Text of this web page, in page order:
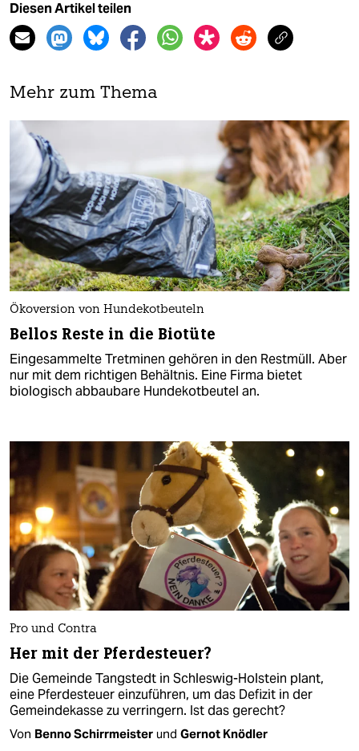
Diesen Artikel teilen
Mehr zum Thema
Ökoversion von Hundekotbeuteln
Bellos Reste in die Biotüte
Eingesammelte Tretminen gehören in den Restmüll. Aber
nur mit dem richtigen Behältnis. Eine Firma bietet
biologisch abbaubare Hundekotbeutel an.
Pro und Contra
Her mit der Pferdesteuer?
Die Gemeinde Tangstedt in Schleswig-Holstein plant,
eine Pferdesteuer einzuführen, um das Defizit in der
Gemeindekasse zu verringern. Ist das gerecht?
Von Benno Schirrmeister und Gernot Knödler